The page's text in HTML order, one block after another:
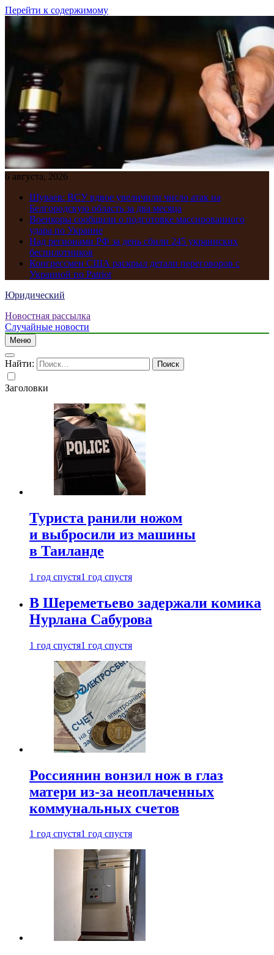
Перейти к содержимому
6 августа, 2026
Шуваев: ВСУ вдвое увеличили число атак на
Белгородскую область за два месяца
Военкоры сообщили о подготовке массированного
удара по Украине
Над регионами РФ за день сбили 245 украинских
беспилотников
Конгрессмен США раскрыл детали переговоров с
Украиной по Patriot
Юридический
Новостная рассылка
Случайные новости
Меню
Найти:
Заголовки
Туриста ранили ножом
и выбросили из машины
в Таиланде
1 год спустя1 год спустя
В Шереметьево задержали комика
Нурлана Сабурова
1 год спустя1 год спустя
Россиянин вонзил нож в глаз
матери из-за неоплаченных
коммунальных счетов
1 год спустя1 год спустя